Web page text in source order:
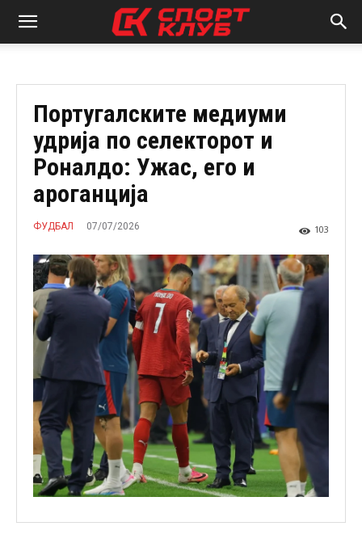
Португалските медиуми
удрија по селекторот и
Роналдо: Ужас, его и
ароганција
ФУДБАЛ 07/07/2026 103